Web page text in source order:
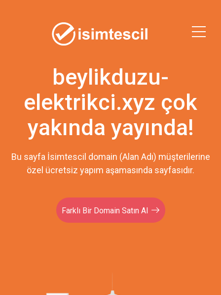
beylikduzu-
elektrikci.xyz çok
yakında yayında!
Bu sayfa İsimtescil domain (Alan Adı) müşterilerine
özel ücretsiz yapım aşamasında sayfasıdır.
Farklı Bir Domain Satın Al